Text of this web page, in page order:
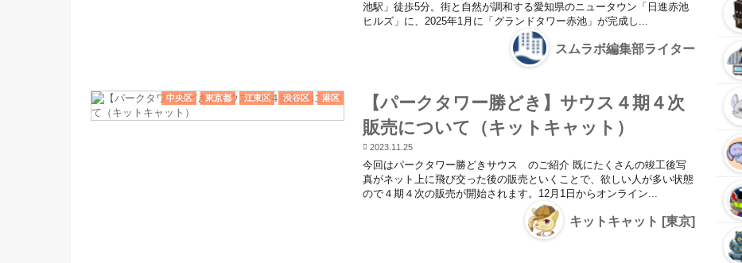
池駅」徒歩5分。街と自然が調和する愛知県のニュータウン「日進赤池
ヒルズ」に、2025年1月に「グランドタワー赤池」が完成し...
スムラボ編集部ライター
中央区 東京都 江東区 渋谷区 港区
【パークタワー勝どき】サウス４期４次
販売について（キットキャット）
2023.11.25
今回はパークタワー勝どきサウス のご紹介 既にたくさんの竣工後写
真がネット上に飛び交った後の販売といくことで、欲しい人が多い状態
ので４期４次の販売が開始されます。12月1日からオンライン...
キットキャット [東京]